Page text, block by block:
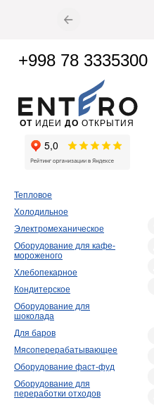
Тепловое
Холодильное
Электромеханическое
Оборудование для кафе-
мороженого
Хлебопекарное
Кондитерское
Оборудование для
шоколада
Для баров
Мясоперерабатывающее
Оборудование фаст-фуд
Оборудование для
переработки отходов
ОТ ИДЕИ ДО ОТКРЫТИЯ
+998 78 3335300